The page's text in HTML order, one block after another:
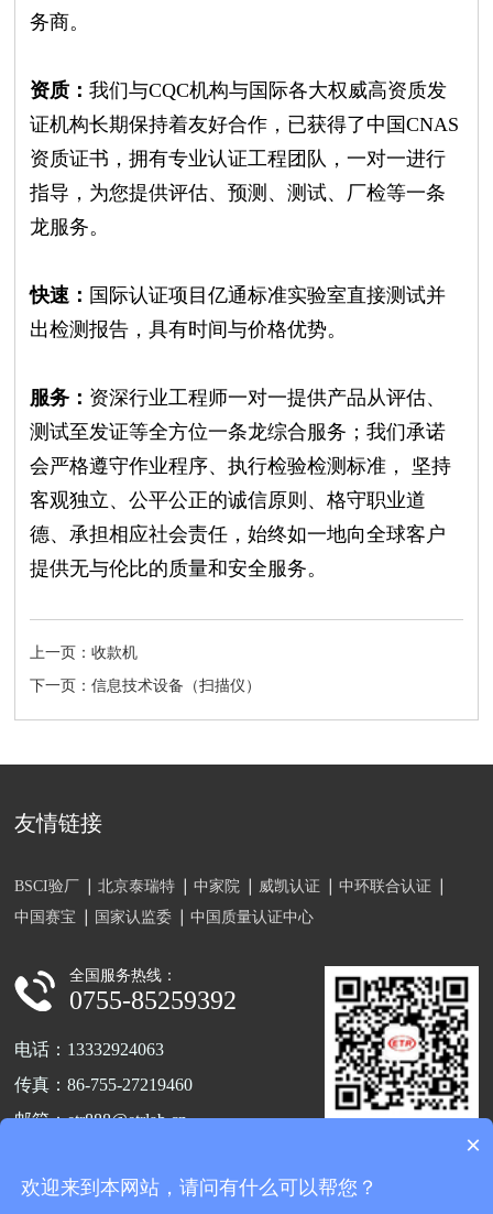
务商。
资质：我们与CQC机构与国际各大权威高资质发
证机构长期保持着友好合作，已获得了中国CNAS
资质证书，拥有专业认证工程团队，一对一进行
指导，为您提供评估、预测、测试、厂检等一条
龙服务。
快速： 国际认证项目亿通标准实验室直接测试并
出检测报告，具有时间与价格优势。
服务： 资深行业工程师一对一提供产品从评估、
测试至发证等全方位一条龙综合服务；我们承诺
会严格遵守作业程序、执行检验检测标准， 坚持
客观独立、公平公正的诚信原则、格守职业道
德、承担相应社会责任，始终如一地向全球客户
提供无与伦比的质量和安全服务。
上一页：收款机
下一页：信息技术设备（扫描仪）
友情链接
BSCI验厂 北京泰瑞特 中家院 威凯认证
中环联合认证
中国赛宝
国家认监委 中国质量认证中心
全国服务热线：
0755-85259392
电话：13332924063
传真：86-755-27219460
邮箱：etr888@etrlab.cn
新兴第三工业区A7栋102
×
欢迎来到本网站，请问有什么可以帮您？